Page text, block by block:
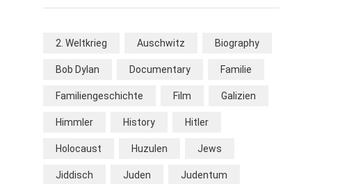
2. Weltkrieg Auschwitz Biography
Bob Dylan Documentary Familie
Familiengeschichte Film Galizien
Himmler History Hitler
Holocaust Huzulen Jews
Jiddisch Juden Judentum